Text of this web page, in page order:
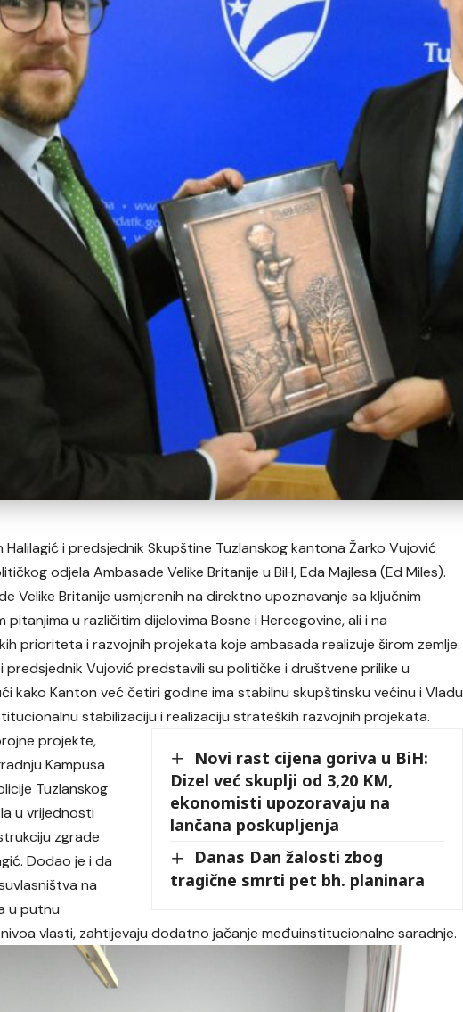
Halilagić i predsjednik Skupštine Tuzlanskog kantona Žarko Vujović
odjela Ambasade Velike Britanije u BiH, Eda Majlesa (Ed Miles).
Velike Britanije usmjerenih na direktno upoznavanje sa ključnim
pitanjima u različitim dijelovima Bosne i Hercegovine, ali i na
prioriteta i razvojnih projekata koje ambasada realizuje širom zemlje.
predsjednik Vujović predstavili su političke i društvene prilike u
kako Kanton već četiri godine ima stabilnu skupštinsku većinu i Vladu
stabilizaciju i realizaciju strateških razvojnih projekata.
Novi rast cijena goriva u BiH:
Dizel već skuplji od 3,20 KM,
ekonomisti upozoravaju na
lančana poskupljenja
Danas Dan žalosti zbog
tragične smrti pet bh. planinara
projekte,
Kampusa
Tuzlanskog
u vrijednosti
zgrade
Dodao je i da
na
u putnu
vlasti, zahtijevaju dodatno jačanje međuinstitucionalne saradnje.